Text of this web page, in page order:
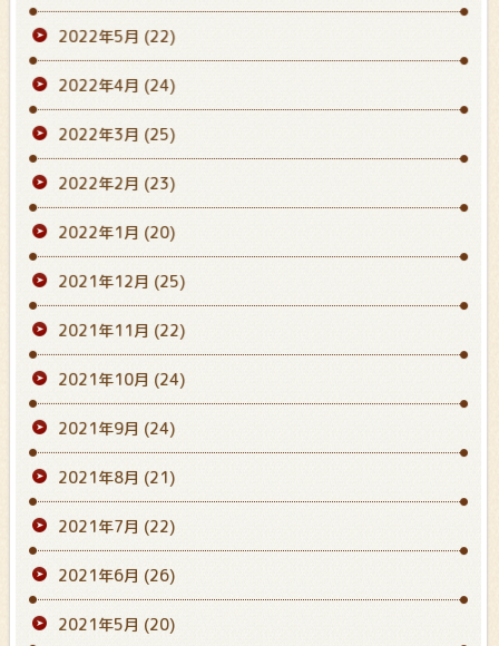
2022年5月 (22)
2022年4月 (24)
2022年3月 (25)
2022年2月 (23)
2022年1月 (20)
2021年12月 (25)
2021年11月 (22)
2021年10月 (24)
2021年9月 (24)
2021年8月 (21)
2021年7月 (22)
2021年6月 (26)
2021年5月 (20)